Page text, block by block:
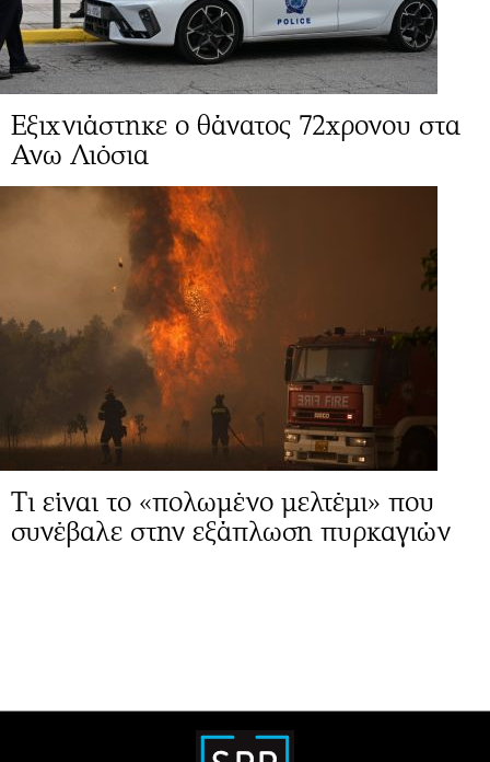
Εξιχνιάστηκε ο θάνατος 72χρονου στα
Ανω Λιόσια
Τι είναι το «πολωμένο μελτέμι» που
συνέβαλε στην εξάπλωση πυρκαγιών